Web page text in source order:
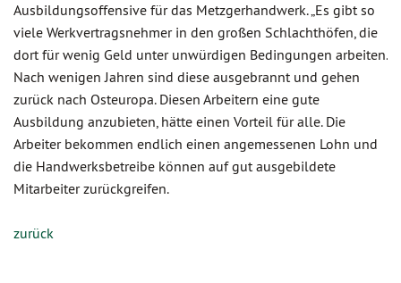
Ausbildungsoffensive für das Metzgerhandwerk. „Es gibt so
viele Werkvertragsnehmer in den großen Schlachthöfen, die
dort für wenig Geld unter unwürdigen Bedingungen arbeiten.
Nach wenigen Jahren sind diese ausgebrannt und gehen
zurück nach Osteuropa. Diesen Arbeitern eine gute
Ausbildung anzubieten, hätte einen Vorteil für alle. Die
Arbeiter bekommen endlich einen angemessenen Lohn und
die Handwerksbetreibe können auf gut ausgebildete
Mitarbeiter zurückgreifen.
zurück